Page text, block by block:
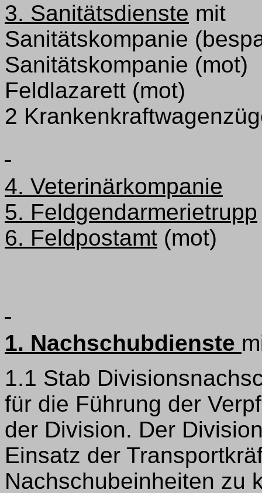
3. Sanitätsdienste mit
Sanitätskompanie
Sanitätskompanie (mot)
Feldlazarett (mot)
2
4. Veterinärkompanie
5. Feldgendarmerietrupp
6. Feldpostamt (mot)
1. Nachschubdienste
1.1 Stab
für die Führung der
der Division. Der
Einsatz der
Nachschubeinheiten zu